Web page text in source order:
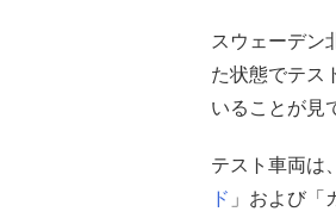
スウェーデン
た状態でテス
いることが見
テスト車両は
ド 」および「